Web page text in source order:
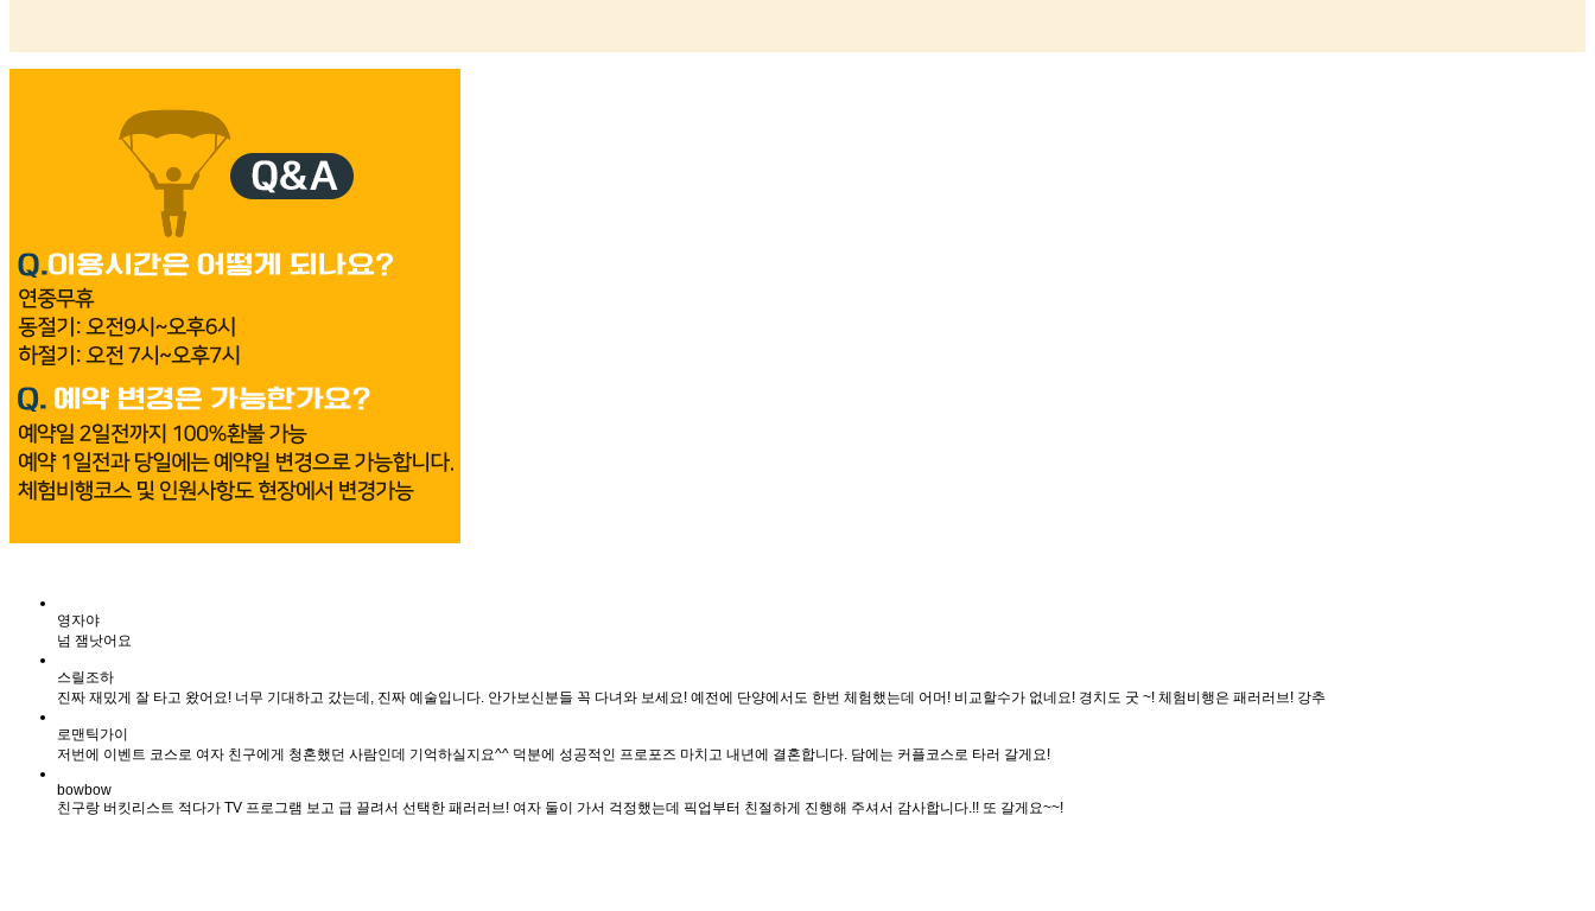
영자야
넘 잼낫어요
스릴조하
진짜 재밌게 잘 타고 왔어요! 너무 기대하고 갔는데, 진짜 예술입니다. 안가보신분들 꼭 다녀와 보세요! 예전에 단양에서도 한번 체험했는데 어머! 비교할수가 없네요! 경치도 굿 ~! 체험비행은 패러러브! 강추
로맨틱가이
저번에 이벤트 코스로 여자 친구에게 청혼했던 사람인데 기억하실지요^^ 덕분에 성공적인 프로포즈 마치고 내년에 결혼합니다. 담에는 커플코스로 타러 갈게요!
bowbow
친구랑 버킷리스트 적다가 TV 프로그램 보고 급 끌려서 선택한 패러러브! 여자 둘이 가서 걱정했는데 픽업부터 친절하게 진행해 주셔서 감사합니다.!! 또 갈게요~~!